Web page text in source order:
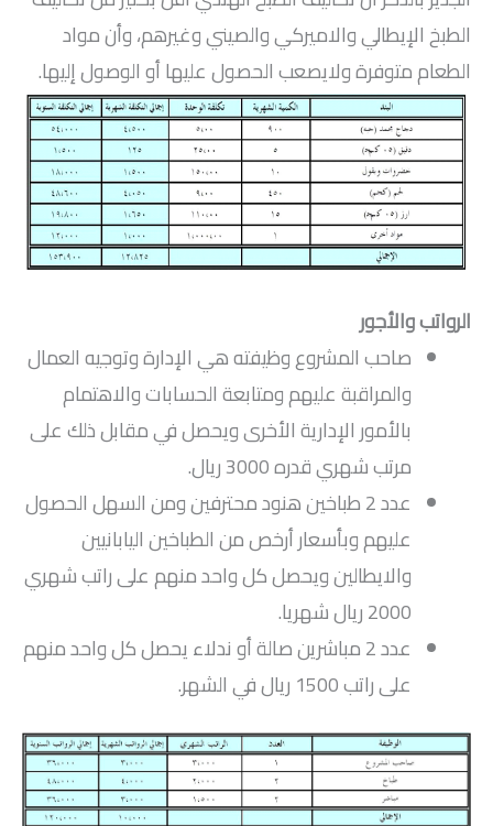
الطبخ الإيطالي والاميركي والصيني وغيرهم، وأن مواد
الطعام متوفرة ولايصعب الحصول عليها أو الوصول إليها.
الرواتب والأجور
صاحب المشروع وظيفته هي الإدارة وتوجيه العمال
والمراقبة عليهم ومتابعة الحسابات والاهتمام
بالأمور الإدارية الأخرى ويحصل في مقابل ذلك على
مرتب شهري قدره 3000 ريال.
عدد 2 طباخين هنود محترفين ومن السهل الحصول
عليهم وبأسعار أرخص من الطباخين اليابانيين
والايطالين ويحصل كل واحد منهم على راتب شهري
2000 ريال شهريا.
عدد 2 مباشرين صالة أو ندلاء يحصل كل واحد منهم
على راتب 1500 ريال في الشهر.